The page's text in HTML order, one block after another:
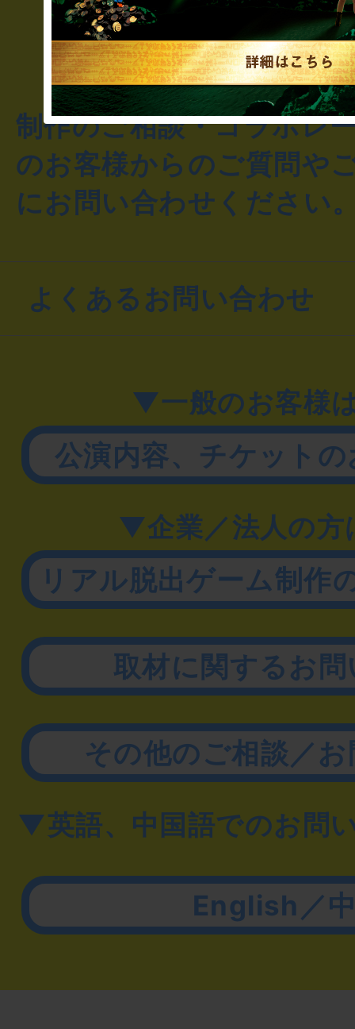
制作のご相談・コラボレ
のお客様からのご質問や
にお問い合わせください
よくあるお問い合わせ
▼一般のお客様
公演内容、チケット
▼企業／法人の方
リアル脱出ゲーム制作
取材に関するお
その他のご相談／
▼英語、中国語でのお問
English／